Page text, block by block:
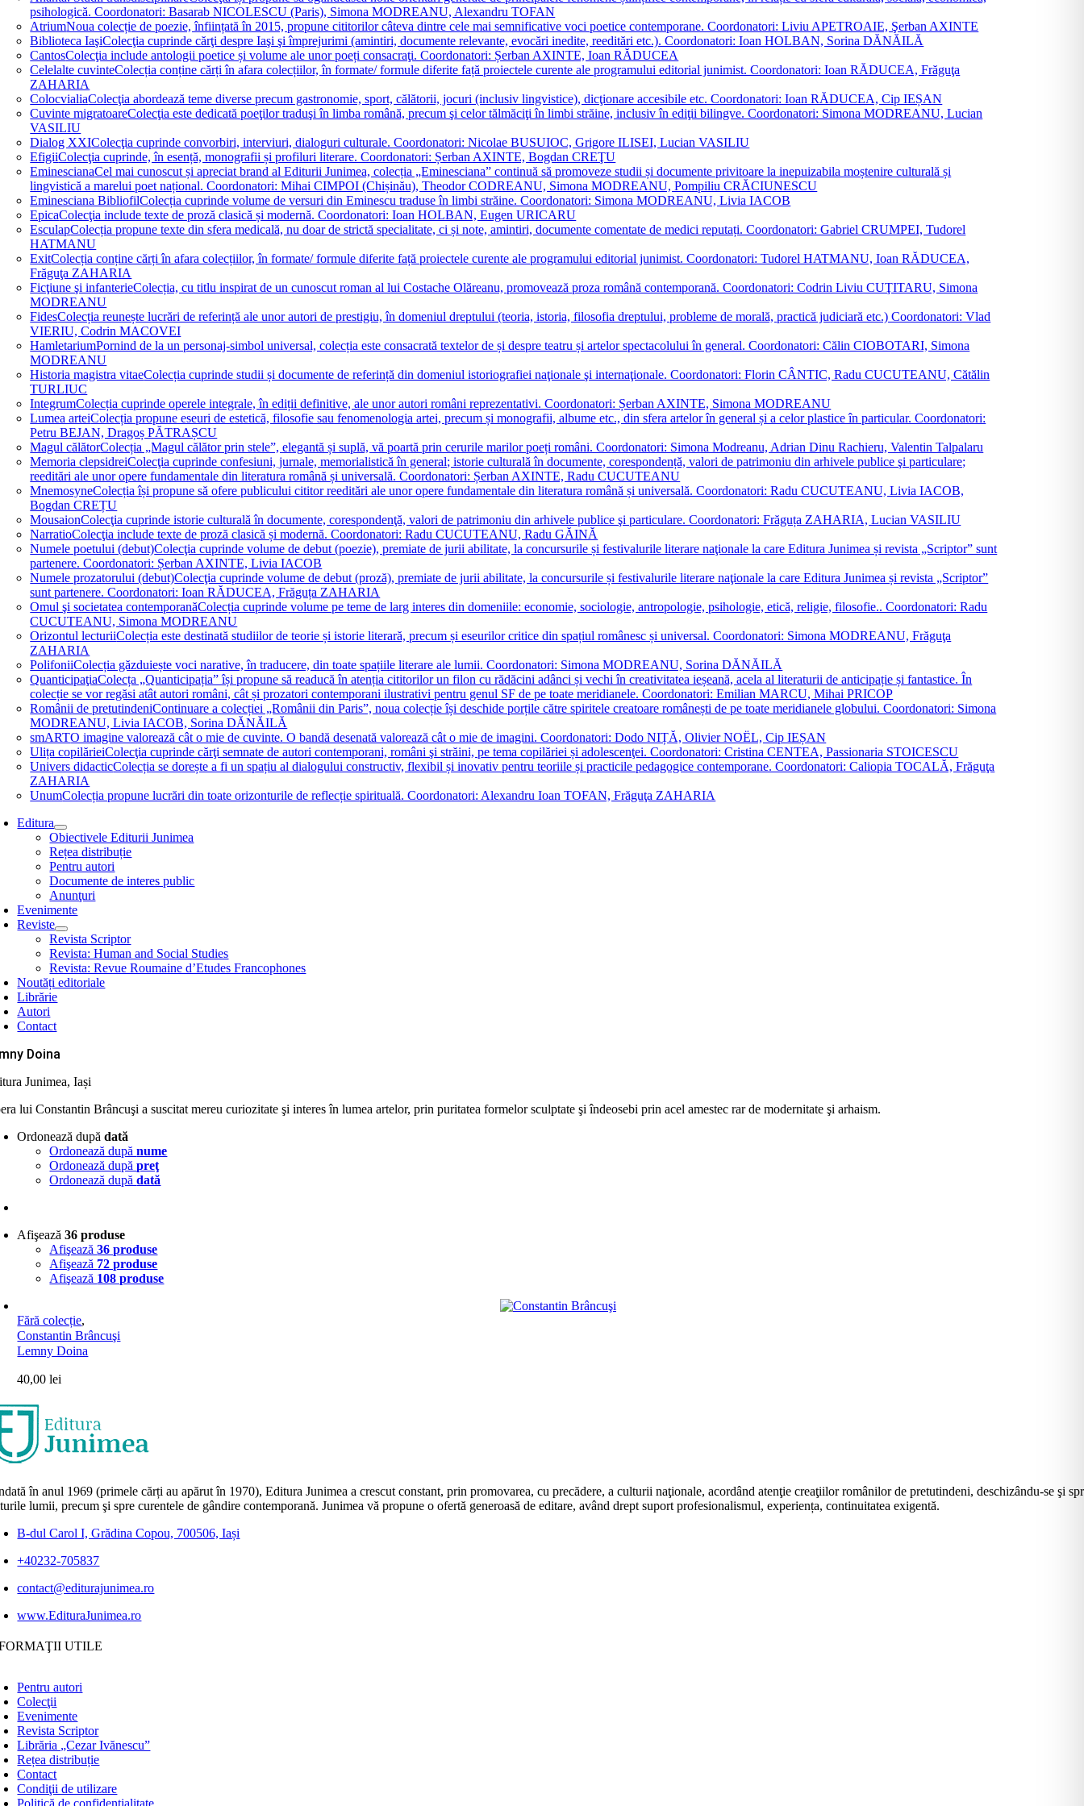
psihologică. Coordonatori: Basarab NICOLESCU (Paris), Simona MODREANU, Alexandru TOFAN
AtriumNoua colecție de poezie, înființată în 2015, propune cititorilor câteva dintre cele mai semnificative voci poetice contemporane. Coordonatori: Liviu APETROAIE, Şerban AXINTE
Biblioteca IaşiColecţia cuprinde cărţi despre Iaşi şi împrejurimi (amintiri, documente relevante, evocări inedite, reeditări etc.). Coordonatori: Ioan HOLBAN, Sorina DĂNĂILĂ
CantosColecţia include antologii poetice și volume ale unor poeți consacraţi. Coordonatori: Șerban AXINTE, Ioan RĂDUCEA
Celelalte cuvinteColecția conține cărți în afara colecțiilor, în formate/ formule diferite față proiectele curente ale programului editorial junimist. Coordonatori: Ioan RĂDUCEA, Frăguţa
ZAHARIA
ColocvialiaColecţia abordează teme diverse precum gastronomie, sport, călătorii, jocuri (inclusiv lingvistice), dicţionare accesibile etc. Coordonatori: Ioan RĂDUCEA, Cip IEȘAN
Cuvinte migratoareColecţia este dedicată poeţilor traduşi în limba română, precum şi celor tălmăciţi în limbi străine, inclusiv în ediţii bilingve. Coordonatori: Simona MODREANU, Lucian
VASILIU
Dialog XXIColecţia cuprinde convorbiri, interviuri, dialoguri culturale. Coordonatori: Nicolae BUSUIOC, Grigore ILISEI, Lucian VASILIU
EfigiiColecţia cuprinde, în esență, monografii și profiluri literare. Coordonatori: Șerban AXINTE, Bogdan CREŢU
EminescianaCel mai cunoscut și apreciat brand al Editurii Junimea, colecția „Eminesciana” continuă să promoveze studii și documente privitoare la inepuizabila moștenire culturală și
lingvistică a marelui poet național. Coordonatori: Mihai CIMPOI (Chișinău), Theodor CODREANU, Simona MODREANU, Pompiliu CRĂCIUNESCU
Eminesciana BibliofilColecția cuprinde volume de versuri din Eminescu traduse în limbi străine. Coordonatori: Simona MODREANU, Livia IACOB
EpicaColecţia include texte de proză clasică și modernă. Coordonatori: Ioan HOLBAN, Eugen URICARU
EsculapColecția propune texte din sfera medicală, nu doar de strictă specialitate, ci și note, amintiri, documente comentate de medici reputați. Coordonatori: Gabriel CRUMPEI, Tudorel
HATMANU
ExitColecția conține cărți în afara colecțiilor, în formate/ formule diferite față proiectele curente ale programului editorial junimist. Coordonatori: Tudorel HATMANU, Ioan RĂDUCEA,
Frăguţa ZAHARIA
Ficţiune şi infanterieColecția, cu titlu inspirat de un cunoscut roman al lui Costache Olăreanu, promovează proza română contemporană. Coordonatori: Codrin Liviu CUŢITARU, Simona
MODREANU
FidesColecția reunește lucrări de referință ale unor autori de prestigiu, în domeniul dreptului (teoria, istoria, filosofia dreptului, probleme de morală, practică judiciară etc.) Coordonatori: Vlad
VIERIU, Codrin MACOVEI
HamletariumPornind de la un personaj-simbol universal, colecția este consacrată textelor de și despre teatru și artelor spectacolului în general. Coordonatori: Călin CIOBOTARI, Simona
MODREANU
Historia magistra vitaeColecția cuprinde studii și documente de referință din domeniul istoriografiei naţionale şi internaţionale. Coordonatori: Florin CÂNTIC, Radu CUCUTEANU, Cătălin
TURLIUC
IntegrumColecția cuprinde operele integrale, în ediții definitive, ale unor autori români reprezentativi. Coordonatori: Șerban AXINTE, Simona MODREANU
Lumea arteiColecția propune eseuri de estetică, filosofie sau fenomenologia artei, precum și monografii, albume etc., din sfera artelor în general și a celor plastice în particular. Coordonatori:
Petru BEJAN, Dragoș PĂTRAȘCU
Magul călătorColecția „Magul călător prin stele”, elegantă și suplă, vă poartă prin cerurile marilor poeți români. Coordonatori: Simona Modreanu, Adrian Dinu Rachieru, Valentin Talpalaru
Memoria clepsidreiColecţia cuprinde confesiuni, jurnale, memorialistică în general; istorie culturală în documente, corespondență, valori de patrimoniu din arhivele publice şi particulare;
reeditări ale unor opere fundamentale din literatura română și universală. Coordonatori: Șerban AXINTE, Radu CUCUTEANU
MnemosyneColecția își propune să ofere publicului cititor reeditări ale unor opere fundamentale din literatura română și universală. Coordonatori: Radu CUCUTEANU, Livia IACOB,
Bogdan CREȚU
MousaionColecţia cuprinde istorie culturală în documente, corespondenţă, valori de patrimoniu din arhivele publice şi particulare. Coordonatori: Frăguța ZAHARIA, Lucian VASILIU
NarratioColecţia include texte de proză clasică și modernă. Coordonatori: Radu CUCUTEANU, Radu GĂINĂ
Numele poetului (debut)Colecţia cuprinde volume de debut (poezie), premiate de jurii abilitate, la concursurile și festivalurile literare naţionale la care Editura Junimea și revista „Scriptor” sunt
partenere. Coordonatori: Șerban AXINTE, Livia IACOB
Numele prozatorului (debut)Colecţia cuprinde volume de debut (proză), premiate de jurii abilitate, la concursurile și festivalurile literare naţionale la care Editura Junimea și revista „Scriptor”
sunt partenere. Coordonatori: Ioan RĂDUCEA, Frăguța ZAHARIA
Omul şi societatea contemporanăColecția cuprinde volume pe teme de larg interes din domeniile: economie, sociologie, antropologie, psihologie, etică, religie, filosofie.. Coordonatori: Radu
CUCUTEANU, Simona MODREANU
Orizontul lecturiiColecția este destinată studiilor de teorie și istorie literară, precum și eseurilor critice din spațiul românesc și universal. Coordonatori: Simona MODREANU, Frăguţa
ZAHARIA
PolifoniiColecția găzduiește voci narative, în traducere, din toate spațiile literare ale lumii. Coordonatori: Simona MODREANU, Sorina DĂNĂILĂ
QuanticipaţiaColecța „Quanticipația” își propune să readucă în atenția cititorilor un filon cu rădăcini adânci și vechi în creativitatea ieșeană, acela al literaturii de anticipație și fantastice. În
colecție se vor regăsi atât autori români, cât și prozatori contemporani ilustrativi pentru genul SF de pe toate meridianele. Coordonatori: Emilian MARCU, Mihai PRICOP
Românii de pretutindeniContinuare a colecției „Românii din Paris”, noua colecție își deschide porțile către spiritele creatoare românești de pe toate meridianele globului. Coordonatori: Simona
MODREANU, Livia IACOB, Sorina DĂNĂILĂ
smARTO imagine valorează cât o mie de cuvinte. O bandă desenată valorează cât o mie de imagini. Coordonatori: Dodo NIȚĂ, Olivier NOËL, Cip IEȘAN
Ulița copilărieiColecţia cuprinde cărţi semnate de autori contemporani, români şi străini, pe tema copilăriei și adolescenţei. Coordonatori: Cristina CENTEA, Passionaria STOICESCU
Univers didacticColecția se dorește a fi un spațiu al dialogului constructiv, flexibil și inovativ pentru teoriile și practicile pedagogice contemporane. Coordonatori: Caliopia TOCALĂ, Frăguţa
ZAHARIA
UnumColecția propune lucrări din toate orizonturile de reflecție spirituală. Coordonatori: Alexandru Ioan TOFAN, Frăguţa ZAHARIA
Editura
Obiectivele Editurii Junimea
Rețea distribuție
Pentru autori
Documente de interes public
Anunţuri
Evenimente
Reviste
Revista Scriptor
Revista: Human and Social Studies
Revista: Revue Roumaine d’Etudes Francophones
Noutăți editoriale
Librărie
Autori
Contact
Doina
Junimea, Iași
lui Constantin Brâncuşi a suscitat mereu curiozitate şi interes în lumea artelor, prin puritatea formelor sculptate şi îndeosebi prin acel amestec rar de modernitate şi arhaism.
Ordonează dupădată
Ordonează dupănume
Ordonează dupăpreţ
Ordonează dupădată
Afişează36 produse
Afişează36 produse
Afişează 72 produse
Afişează 108 produse
Fără colecție,
Constantin Brâncuşi
Lemny Doina
40,00lei
în anul 1969 (primele cărți au apărut în 1970), Editura Junimea a crescut constant, prin promovarea, cu precădere, a culturii naţionale, acordând atenţie creaţiilor românilor de pretutindeni, deschizându-se şi
lumii, precum şi spre curentele de gândire contemporană. Junimea vă propune o ofertă generoasă de editare, având drept suport profesionalismul, experiența, continuitatea exigentă.
B-dul Carol I, Grădina Copou, 700506, Iași
+40232-705837
contact@editurajunimea.ro
www.EdituraJunimea.ro
UTILE
Pentru autori
Colecţii
Evenimente
Revista Scriptor
Librăria „Cezar Ivănescu”
Rețea distribuție
Contact
Condiţii de utilizare
Politică de confidențialitate